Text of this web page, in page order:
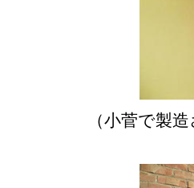
（小菅で製